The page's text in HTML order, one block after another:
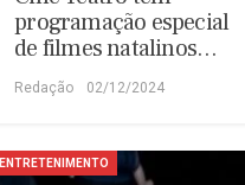
programação especial
de filmes natalinos…
Redação 02/12/2024
ENTRETENIMENTO